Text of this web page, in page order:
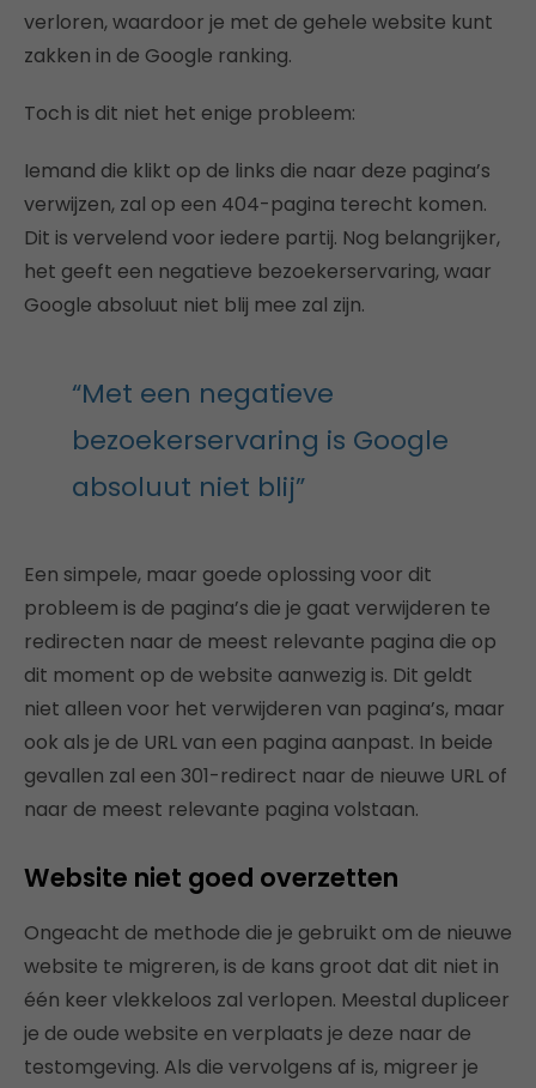
verloren, waardoor je met de gehele website kunt
zakken in de Google ranking.
Toch is dit niet het enige probleem:
Iemand die klikt op de links die naar deze pagina’s
verwijzen, zal op een 404-pagina terecht komen.
Dit is vervelend voor iedere partij. Nog belangrijker,
het geeft een negatieve bezoekerservaring, waar
Google absoluut niet blij mee zal zijn.
“Met een negatieve
bezoekerservaring is Google
absoluut niet blij”
Een simpele, maar goede oplossing voor dit
probleem is de pagina’s die je gaat verwijderen te
redirecten naar de meest relevante pagina die op
dit moment op de website aanwezig is. Dit geldt
niet alleen voor het verwijderen van pagina’s, maar
ook als je de URL van een pagina aanpast. In beide
gevallen zal een 301-redirect naar de nieuwe URL of
naar de meest relevante pagina volstaan.
Website niet goed overzetten
Ongeacht de methode die je gebruikt om de nieuwe
website te migreren, is de kans groot dat dit niet in
één keer vlekkeloos zal verlopen. Meestal dupliceer
je de oude website en verplaats je deze naar de
testomgeving. Als die vervolgens af is, migreer je